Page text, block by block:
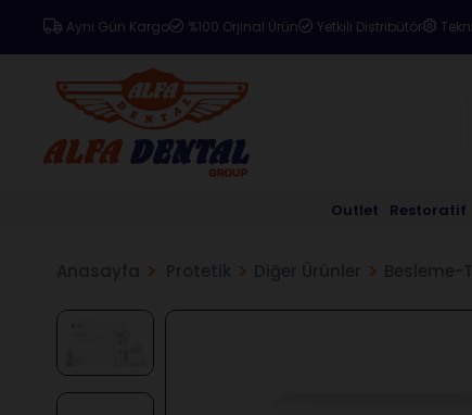
Aynı Gün Kargo %100 Orjinal Ürün Yetkili Distribütör
Outlet Restoratif